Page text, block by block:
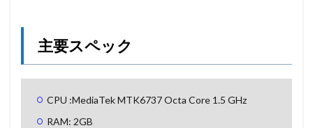
主要スペック
CPU :MediaTek MTK6737 Octa Core 1.5 GHz
RAM: 2GB